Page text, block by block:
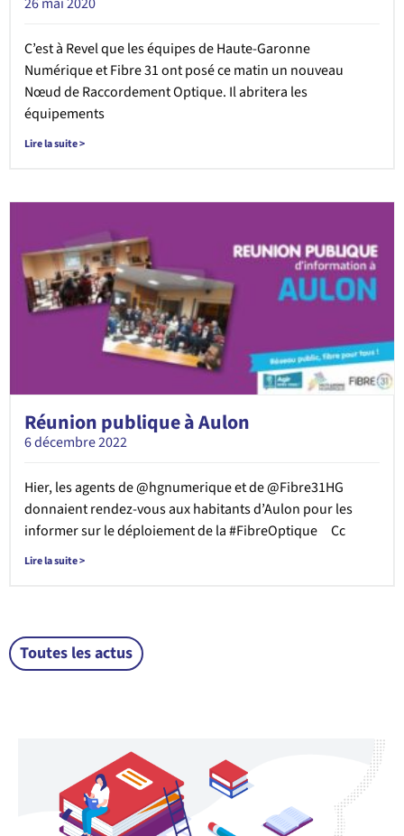
C’est à Revel que les équipes de Haute-Garonne
Numérique et Fibre 31 ont posé ce matin un nouveau
Nœud de Raccordement Optique. Il abritera les
équipements
Lire la suite >
Réunion publique à Aulon
6 décembre 2022
Hier, les agents de @hgnumerique et de @Fibre31HG
donnaient rendez-vous aux habitants d’Aulon pour les
informer sur le déploiement de la #FibreOptique Cc
Lire la suite >
Toutes les actus